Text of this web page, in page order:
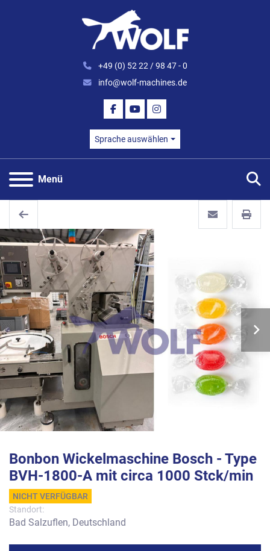
+49 (0) 52 22 / 98 47 - 0
info@wolf-machines.de
FACEBOOK
YOUTUBEINSTAGRAM
Sprache auswählen
Menü
Bonbon Wickelmaschine Bosch - Type
BVH-1800-A mit circa 1000 Stck/min
NICHT VERFÜGBAR
Standort:
Bad Salzuflen, Deutschland